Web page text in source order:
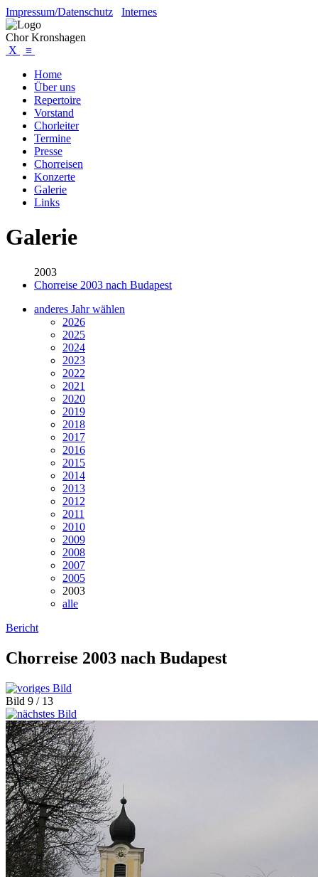
Impressum/Datenschutz Internes
Chor Kronshagen
X
≡
Home
Über uns
Repertoire
Vorstand
Chorleiter
Termine
Presse
Chorreisen
Konzerte
Galerie
Links
Galerie
2003
Chorreise 2003 nach Budapest
anderes Jahr wählen
2026
2025
2024
2023
2022
2021
2020
2019
2018
2017
2016
2015
2014
2013
2012
2011
2010
2009
2008
2007
2005
2003
alle
Bericht
Chorreise 2003 nach Budapest
Bild 9 / 13